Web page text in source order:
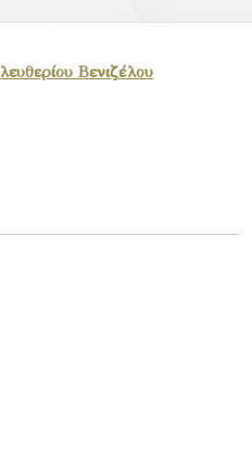
Βενιζέλου